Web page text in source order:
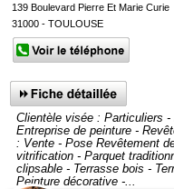
139 Boulevard Pierre Et Marie Curie
31000 - TOULOUSE
Clientèle visée : Particuliers
Entreprise de peinture -
: Vente - Pose Revêtement
vitrification - Parquet
clipsable - Terrasse bois -
Peinture décorative -...